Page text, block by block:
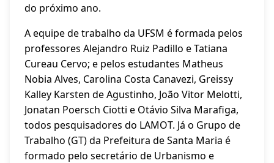
do próximo ano.
A equipe de trabalho da UFSM é formada pelos
professores Alejandro Ruiz Padillo e Tatiana
Cureau Cervo; e pelos estudantes Matheus
Nobia Alves, Carolina Costa Canavezi, Greissy
Kalley Karsten de Agustinho, João Vitor Melotti,
Jonatan Poersch Ciotti e Otávio Silva Marafiga,
todos pesquisadores do LAMOT. Já o Grupo de
Trabalho (GT) da Prefeitura de Santa Maria é
formado pelo secretário de Urbanismo e